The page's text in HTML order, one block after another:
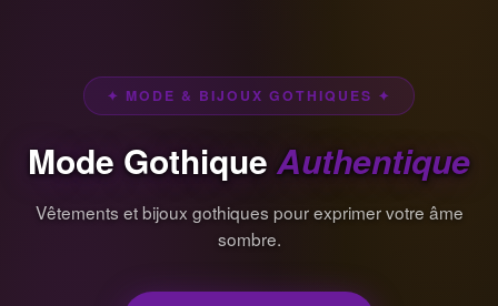
✦ MODE & BIJOUX GOTHIQUES ✦
Mode Gothique Authentique
Vêtements et bijoux gothiques pour exprimer votre âme
sombre.